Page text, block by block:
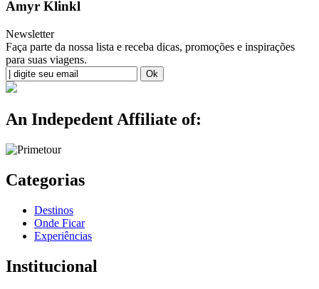
Amyr Klinkl
Newsletter
Faça parte da nossa lista e receba dicas, promoções e inspirações
para suas viagens.
An Indepedent Affiliate of:
Categorias
Destinos
Onde Ficar
Experiências
Institucional